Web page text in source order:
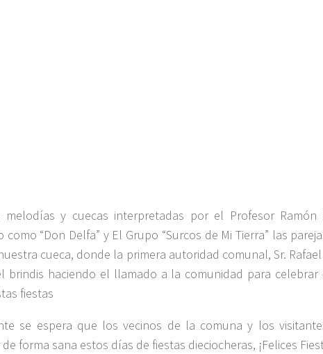
melodías y cuecas interpretadas por el Profesor Ramón
como “Don Delfa” y El Grupo “Surcos de Mi Tierra” las
cueca, donde la primera autoridad comunal, Sr.
brindis haciendo el llamado a la comunidad para celebrar
fiestas
se espera que los vecinos de la comuna y los
forma sana estos días de fiestas dieciocheras, ¡Felices